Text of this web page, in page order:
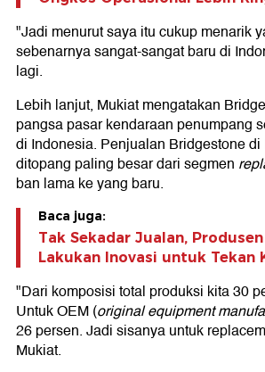
"Jadi menurut saya itu cukup menarik
sebenarnya sangat-sangat baru di
lagi.
Lebih lanjut, Mukiat mengatakan
pangsa pasar kendaraan penumpang
di Indonesia. Penjualan Bridgestone
ditopang paling besar dari segmen
ban lama ke yang baru.
Baca juga:
Tak Sekadar Jualan,
Lakukan Inovasi untuk Tekan
"Dari komposisi total produksi kita 30
Untuk OEM (original equipment
26 persen. Jadi sisanya untuk
Mukiat.